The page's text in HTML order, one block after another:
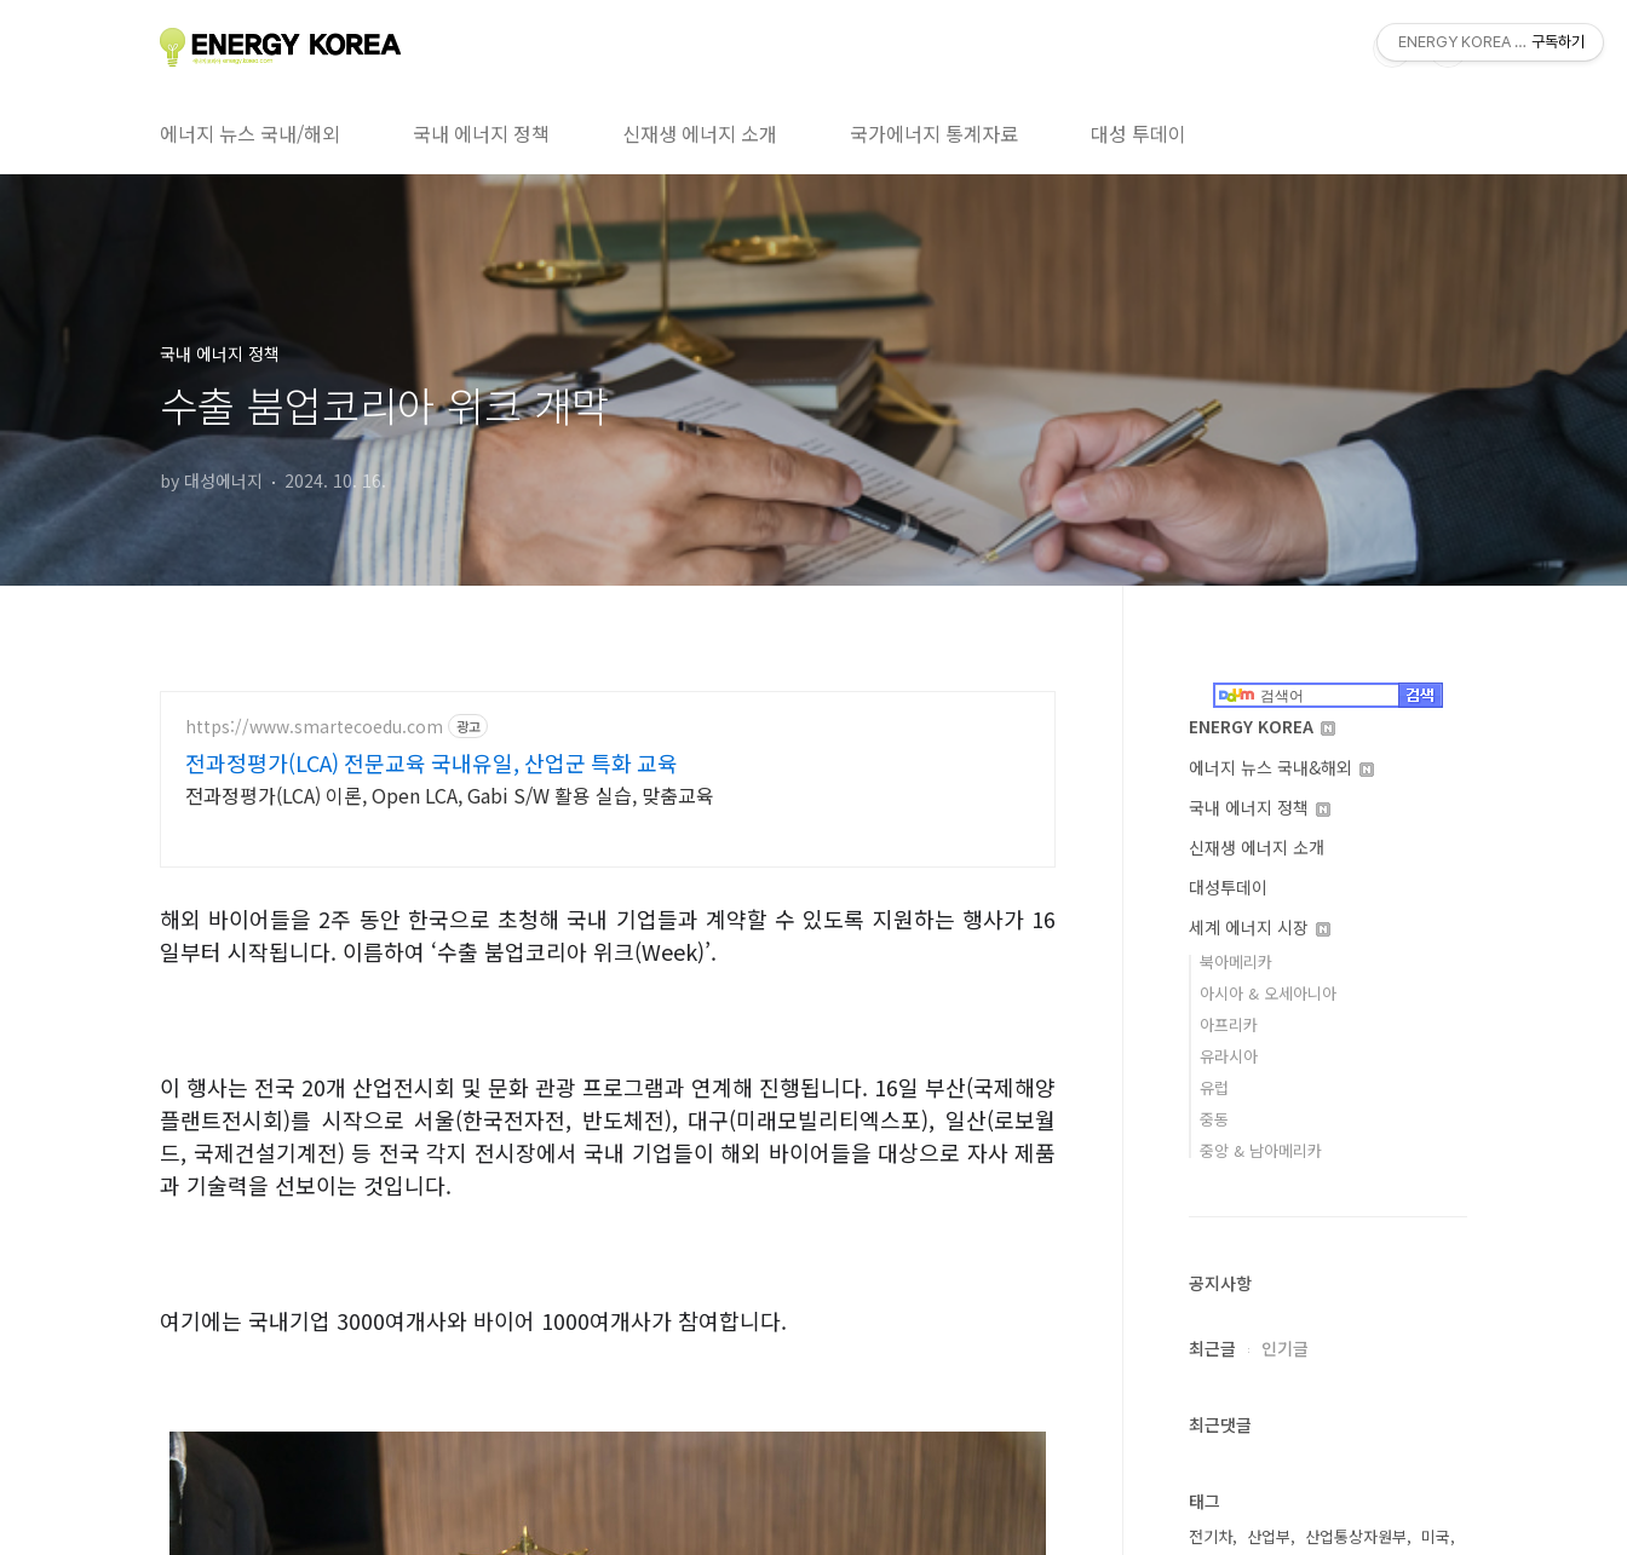
에너지 뉴스 국내/해외 국내 에너지 정책 신재생 에너지 소개 국가에너지 통계자료 대성 투데이
국내 에너지 정책
수출 붐업코리아 위크 개막
by 대성에너지 2024. 10. 16.
https://www.smartecoedu.com 광고
전과정평가(LCA) 전문교육 국내유일, 산업군 특화 교육
전과정평가(LCA) 이론, Open LCA, Gabi S/W 활용 실습, 맞춤교육
해외 바이어들을 2주 동안 한국으로 초청해 국내 기업들과 계약할 수 있도록 지원하는 행사가 16
일부터 시작됩니다. 이름하여 ‘수출 붐업코리아 위크(Week)’.
이 행사는 전국 20개 산업전시회 및 문화 관광 프로그램과 연계해 진행됩니다. 16일 부산(국제해양
플랜트전시회)를 시작으로 서울(한국전자전, 반도체전), 대구(미래모빌리티엑스포), 일산(로보월
드, 국제건설기계전) 등 전국 각지 전시장에서 국내 기업들이 해외 바이어들을 대상으로 자사 제품
과 기술력을 선보이는 것입니다.
여기에는 국내기업 3000여개사와 바이어 1000여개사가 참여합니다.
ENERGY KOREA
에너지 뉴스 국내&해외
국내 에너지 정책
신재생 에너지 소개
대성투데이
세계 에너지 시장
북아메리카
아시아 & 오세아니아
아프리카
유라시아
유럽
중동
중앙 & 남아메리카
공지사항
최근글 인기글
최근댓글
태그
전기차 산업부 산업통상자원부
미국
ENERGY KOREA With DAESUNG
구독하기